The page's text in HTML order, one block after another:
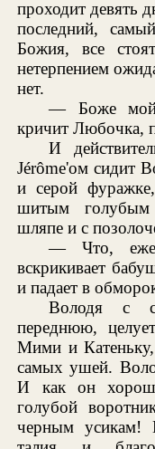
проходит девять
последний,
Божия, все
нетерпением
нет.
— Боже
кричит Любочка,
И
Jérôme'ом сидит
и серой
шитым голубым
шляпе и с
— Что,
вскрикивает
и падает в
Володя с
переднюю,
Мими и Катеньку,
самых ушей.
И как он
голубой
черным усикам!